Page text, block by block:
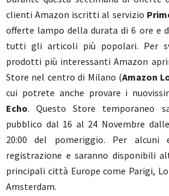
clienti Amazon iscritti al servizio
offerte lampo della durata di 6 ore e
tutti gli articoli più popolari. Per
prodotti più interessanti Amazon
Store nel centro di Milano (Amazon
cui potrete anche provare i
Echo. Questo Store temporaneo
pubblico dal 16 al 24 Novembre
20:00 del pomeriggio. Per
registrazione e saranno disponibili
principali città Europe come Parigi,
Amsterdam.